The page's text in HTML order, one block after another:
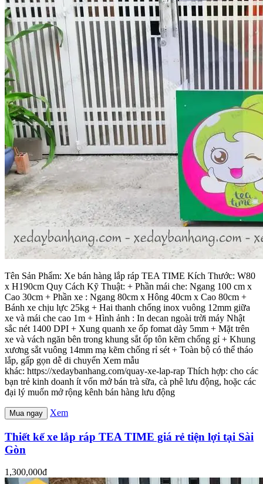
Tên Sản Phẩm: Xe bán hàng lắp ráp TEA TIME Kích Thước: W80
x H190cm Quy Cách Kỹ Thuật: + Phần mái che: Ngang 100 cm x
Cao 30cm + Phần xe : Ngang 80cm x Hông 40cm x Cao 80cm +
Bánh xe chịu lực 25kg + Hai thanh chống inox vuông 12mm giữa
xe và mái che cao 1m + Hình ảnh : In decan ngoài trời máy Nhật
sắc nét 1400 DPI + Xung quanh xe ốp fomat dày 5mm + Mặt trên
xe và vách ngăn bên trong khung sắt ốp tôn kẽm chống gỉ + Khung
xương sắt vuông 14mm mạ kẽm chống rỉ sét + Toàn bộ có thể tháo
lắp, gấp gọn dễ di chuyển Xem mẫu
khác: https://xedaybanhang.com/quay-xe-lap-rap Thích hợp: cho các
bạn trẻ kinh doanh ít vốn mở bán trà sữa, cà phê lưu động, hoặc các
đại lý muốn mở rộng kênh bán hàng lưu động
Mua ngay Xem
Thiết kế xe lắp ráp TEA TIME giá rẻ tiện lợi tại Sài
Gòn
1,300,000đ